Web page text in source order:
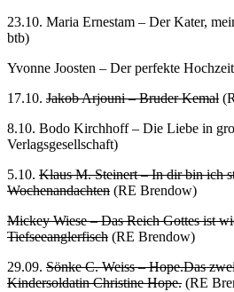
23.10. Maria Ernestam – Der Kater,
btb)
Yvonne Joosten – Der perfekte
17.10. Jakob Arjouni – Bruder Kemal
8.10. Bodo Kirchhoff – Die Liebe in
Verlagsgesellschaft)
5.10. Klaus M. Steinert – In dir bin ich
Wochenandachten (RE Brendow)
Mickey Wiese – Das Reich Gottes ist
Tiefseeanglerfisch (RE Brendow)
29.09. Sönke C. Weiss – Hope.Das
Kindersoldatin Christine Hope. (RE